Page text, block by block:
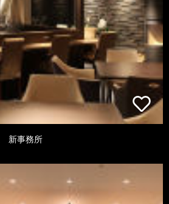
新事務所